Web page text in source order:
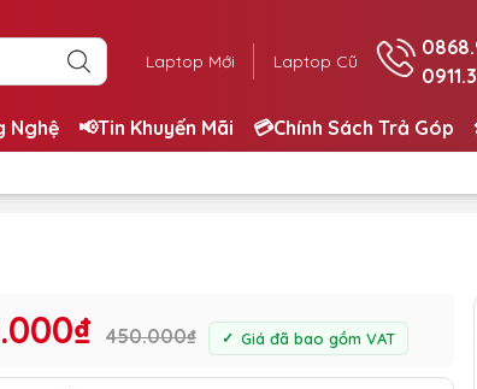
Laptop Mới Laptop Cũ
Nghệ 📢Tin Khuyến Mãi 💳Chính Sách Trả Góp
450.000₫ Giá đã bao gồm VAT